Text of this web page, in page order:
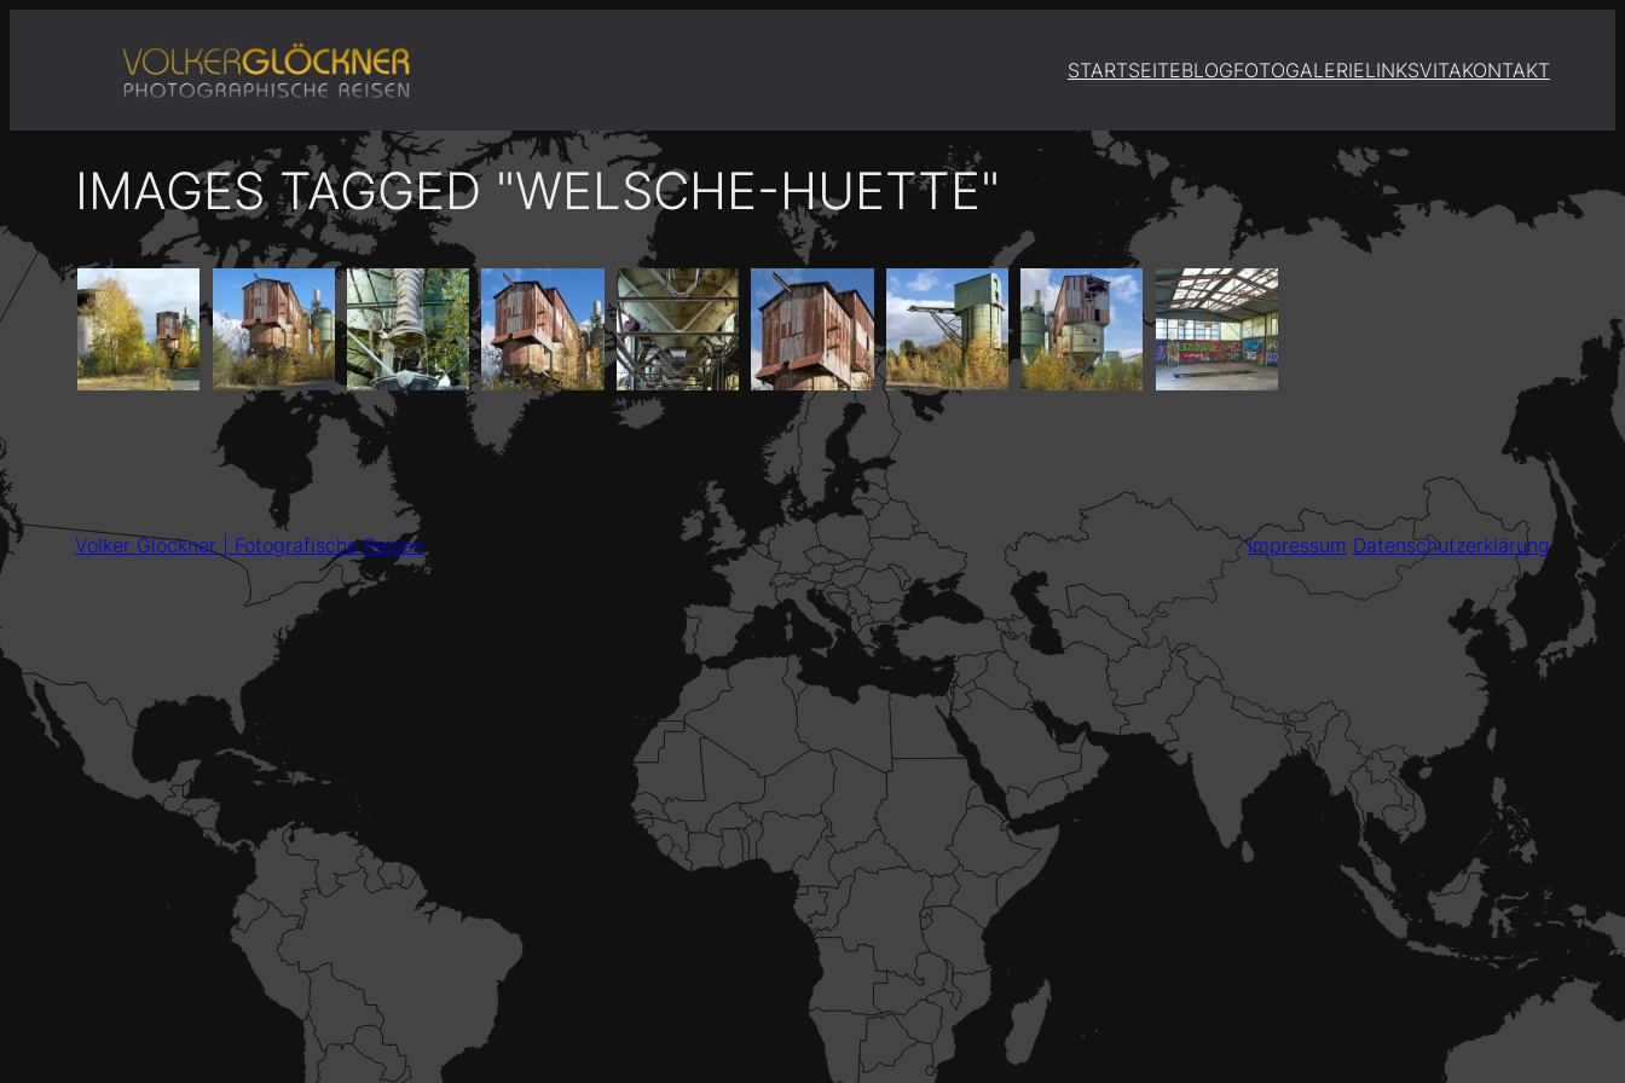
STARTSEITEBLOGFOTOGALERIELINKSVITAKONTAKT
IMAGES TAGGED "WELSCHE-HUETTE"
Volker Glöckner | Fotografische Reisen Impressum Datenschutzerklärung